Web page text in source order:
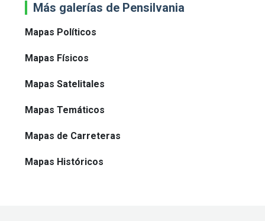
Más galerías de Pensilvania
Mapas Políticos
Mapas Físicos
Mapas Satelitales
Mapas Temáticos
Mapas de Carreteras
Mapas Históricos